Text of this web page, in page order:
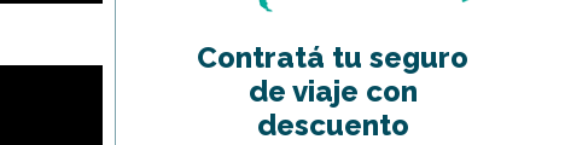
Contratá tu seguro
de viaje con
descuento